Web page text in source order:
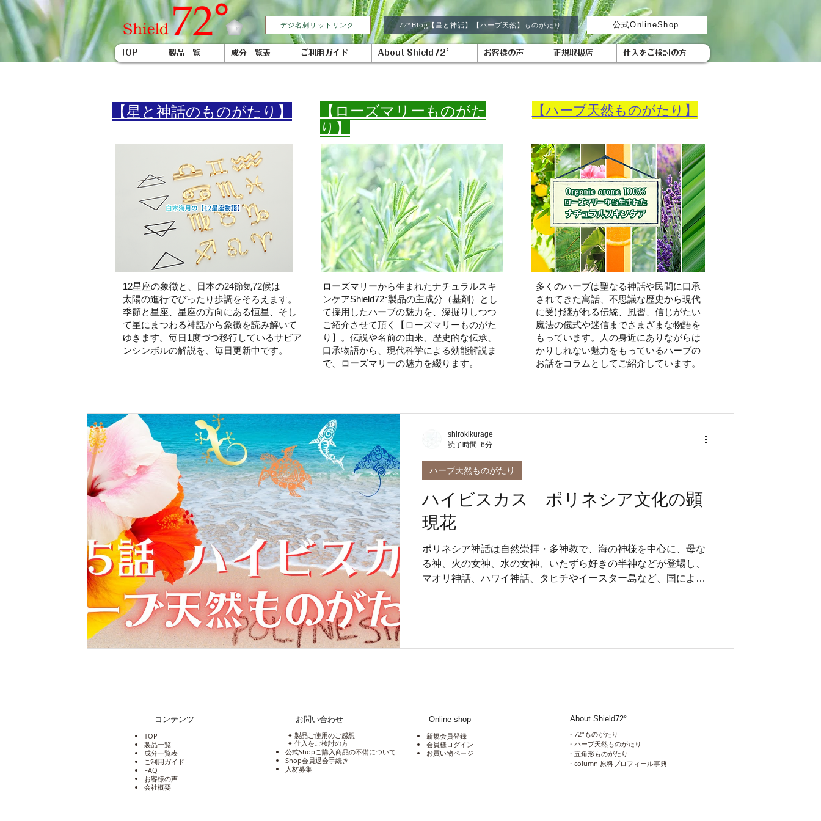
デジ名刺リットリンク 72°Blog【星と神話】【ハーブ天然】ものがたり 公式OnlineShop
TOP 製品一覧 成分一覧表 ご利用ガイド About Shield72° お客様の声 正規取扱店 仕入をご検討の方
​【星と神話のものがたり】
12星座の象徴と、日本の24節気72候は
太陽の進行でぴったり歩調をそろえます。
季節と星座、星座の方向にある恒星、そし
て星にまつわる神話から象徴を読み解いて
ゆきます。毎日1度づつ移行しているサビア
ンシンボルの解説を、毎日更新中です。
​【ローズマリーものがた
り】
ローズマリーから生まれたナチュラルスキ
ンケアShield72°製品の主成分（基剤）とし
て採用したハーブの魅力を、深掘りしつつ
ご紹介させて頂く【ローズマリーものがた
り】。伝説や名前の由来、歴史的な伝承、
口承物語から、現代科学による効能解説ま
で、ローズマリーの魅力を綴ります。
【ハーブ天然ものがたり】
多くのハーブは聖なる神話や民間に口承
されてきた寓話、不思議な歴史から現代
に受け継がれる伝統、風習、信じがたい
魔法の儀式や迷信までさまざまな物語を
もっています。人の身近にありながらは
かりしれない魅力をもっているハーブの
お話を​コラムとしてご紹介しています。
ハイビスカス ポリネシア文化の顕
現花
ポリネシア神話は自然崇拝・多神教で、海の神様を中心に、母な
る神、火の女神、水の女神、いたずら好きの半神などが登場し、
マオリ神話、ハワイ神話、タヒチやイースター島など、国によっ
ハーブ天然ものがたり
shirokikurage
読了時間: 6分
コンテンツ
TOP
製品一覧
成分一覧表
​ご利用ガイド
​FAQ
​お客様の声
​会社概要
お問い合わせ
✦ 製品ご使用のご感想
✦ 仕入をご検討の方
公式Shopご購入商品の不備について
Shop会員退会手続き
​人材募集​
Online shop
新規会員登録
会員様ログイン
​お買い物ページ
About Shield72°
​・ 72°ものがたり
​・ ハーブ天然ものがたり
​・ 五角形ものがたり
・column 原料プロフィール事典